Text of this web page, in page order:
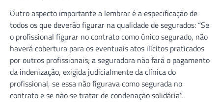
Outro aspecto importante a lembrar é a especificação de
todos os que deverão figurar na qualidade de segurados: “Se
o profissional figurar no contrato como único segurado, não
haverá cobertura para os eventuais atos ilícitos praticados
por outros profissionais; a seguradora não fará o pagamento
da indenização, exigida judicialmente da clínica do
profissional, se essa não figurava como segurada no
contrato e se não se tratar de condenação solidária”.